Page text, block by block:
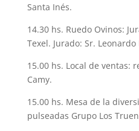
Santa Inés.
14.30 hs. Ruedo Ovinos:
Texel. Jurado: Sr. Leonardo
15.00 hs. Local de ventas:
Camy.
15.00 hs. Mesa de la
pulseadas Grupo Los